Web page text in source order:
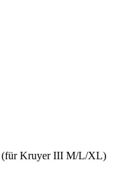
(für Kruyer III M/L/XL)